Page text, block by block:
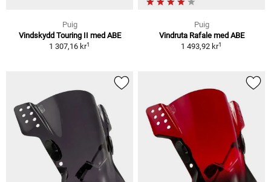
Puig
Vindskydd Touring II med ABE
1 307,16 kr1
Puig
Vindruta Rafale med ABE
1 493,92 kr1